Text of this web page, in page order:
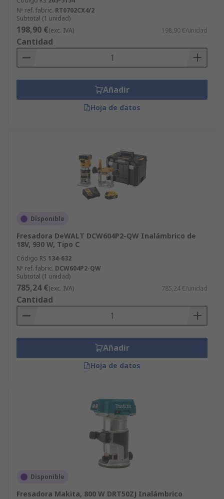
Rebajadoras, buscar los productos disponibles
por orden alfabético, por precio, marca,
fabricante y disponibilidad.
Nº ref. fabric. RT0702CX4/2
Subtotal (1 unidad)
198,90 €(exc. IVA) 198,90 €/unidad
Cantidad
Añadir
Hoja de datos
Disponible
Fresadora DeWALT DCW604P2-QW Inalámbrico de
18V, 930 W, Tipo C
Código RS 134-632
Nº ref. fabric. DCW604P2-QW
Subtotal (1 unidad)
785,24 €(exc. IVA) 785,24 €/unidad
Cantidad
Añadir
Hoja de datos
Disponible
Fresadora Makita, 800 W DRT50ZJ Inalámbrico